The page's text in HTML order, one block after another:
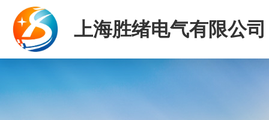
上海胜绪电气有限公司